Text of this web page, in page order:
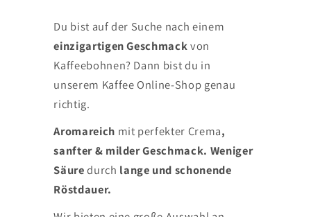
Du bist auf der Suche nach einem
einzigartigen Geschmackvon
Kaffeebohnen? Dann bist du in
unserem Kaffee Online-Shop genau
richtig.
Aromareich mit perfekter Crema,
sanfter & milder Geschmack. Weniger
Säuredurch lange und schonende
Röstdauer.